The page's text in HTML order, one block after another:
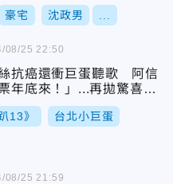
豪宅 沈政男
抗癌還衝巨蛋聽歌 阿信
年底來！」...再拋驚喜11
13》 台北小巨蛋
08/25 22:50
08/25 21:59